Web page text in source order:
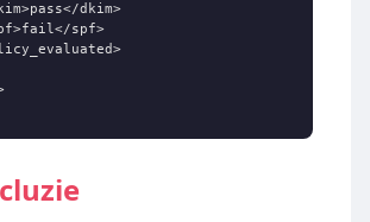
dkim>
spf>